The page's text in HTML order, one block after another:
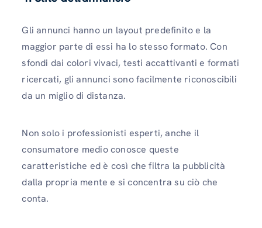
Gli annunci hanno un layout predefinito e la
maggior parte di essi ha lo stesso formato. Con
sfondi dai colori vivaci, testi accattivanti e formati
ricercati, gli annunci sono facilmente riconoscibili
da un miglio di distanza.
Non solo i professionisti esperti, anche il
consumatore medio conosce queste
caratteristiche ed è così che filtra la pubblicità
dalla propria mente e si concentra su ciò che
conta.